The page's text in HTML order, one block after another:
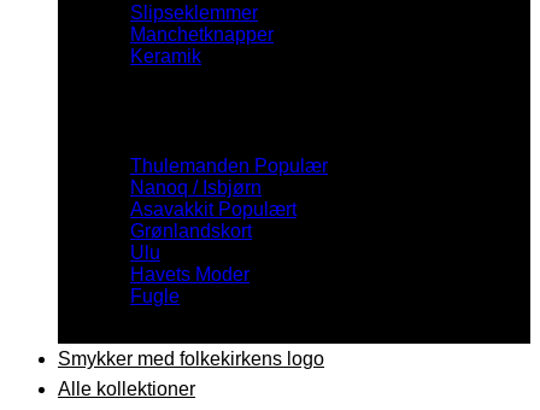
Slipseklemmer
Manchetknapper
Keramik
Thulemanden
Nanoq / Isbjørn
Asavakkit
Grønlandskort
Ulu
Havets Moder
Fugle
Smykker med folkekirkens logo
Alle kollektioner